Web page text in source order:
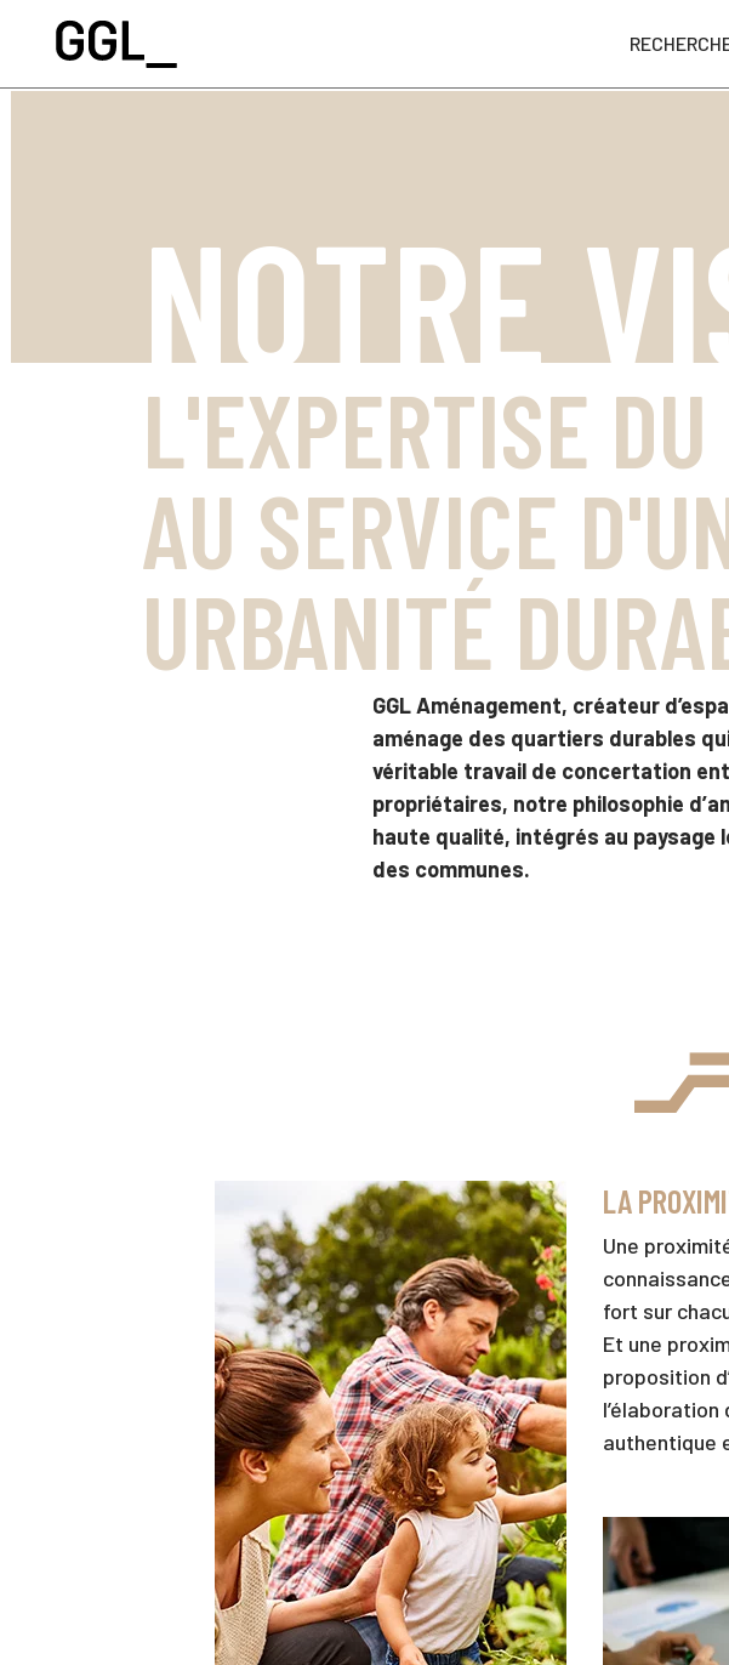
NOTRE
L'EXPERTISE
AU SERVICE
URBANITÉ
GGL Aménagement, créateur
aménage des quartiers durables
véritable travail de concertation
propriétaires, notre philosophie
haute qualité, intégrés au paysage
des communes.
LA
Une
fort sur
Et une
proposition
authentique